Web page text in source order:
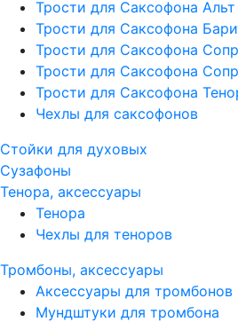
Трости для Саксофона Альт
Трости для Саксофона
Трости для Саксофона
Трости для Саксофона
Трости для Саксофона
Чехлы для саксофонов
Стойки для духовых
Сузафоны
Тенора, аксессуары
Тенора
Чехлы для теноров
Тромбоны, аксессуары
Аксессуары для тромбонов
Мундштуки для тромбона